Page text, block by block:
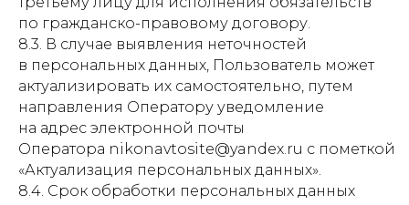
по гражданско-правовому договору.
8.3. В случае выявления неточностей
в персональных данных, Пользователь может
актуализировать их самостоятельно, путем
направления Оператору уведомление
на адрес электронной почты
Оператора nikonavtosite@yandex.ru с пометкой
«Актуализация персональных данных».
8.4. Срок обработки персональных данных